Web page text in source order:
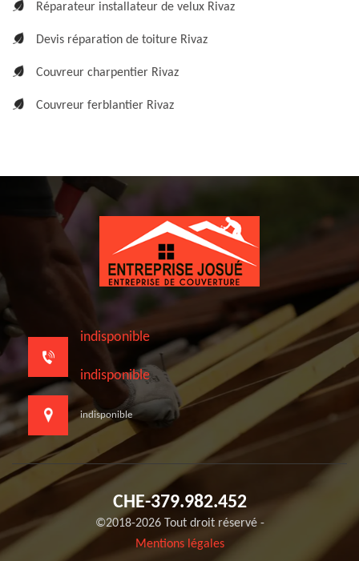
Réparateur installateur de velux Rivaz
Devis réparation de toiture Rivaz
Couvreur charpentier Rivaz
Couvreur ferblantier Rivaz
indisponible
indisponible
indisponible
CHE-379.982.452
©2018-2026 Tout droit réservé -
Mentions légales